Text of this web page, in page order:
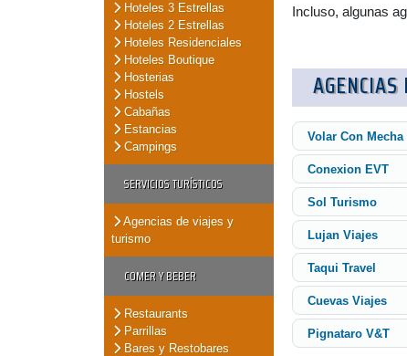
Hoteles 3 Estrellas
Hoteles 2 Estrellas
Hoteles Residenciales
Hoteles Boutique
Hosterias
Hostels
Cabañas
Estancias
Campings
SERVICIOS TURÍSTICOS
Agencias de viajes y
turismo
COMER Y BEBER
Restaurants
Parrillas
Bares y Restobares
Incluso, algunas
Volar Con Mecha
Conexion EVT
Sol Turismo
Lujan Viajes
Taqui Travel
Cuevas Viajes
Pignataro V&T